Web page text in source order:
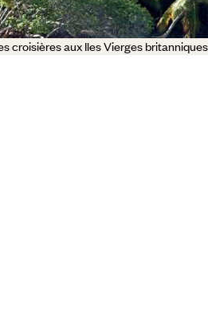
croisières aux Iles Vierges britanniques